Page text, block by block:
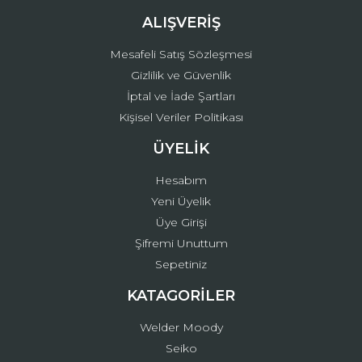
ALIŞVERİŞ
Mesafeli Satış Sözleşmesi
Gizlilik ve Güvenlik
İptal ve İade Şartları
Kişisel Veriler Politikası
ÜYELİK
Hesabım
Yeni Üyelik
Üye Girişi
Şifremi Unuttum
Sepetiniz
KATAGORİLER
Welder Moody
Seiko